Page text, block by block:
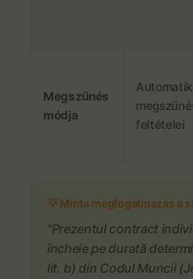
Megszűnés
módja
feltételei
💡 Minta megfogalmazás a
"Prezentul contract
încheie pe durată
lit. b) din Codul Muncii